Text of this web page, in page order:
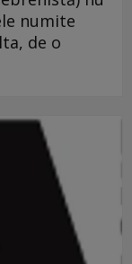
numite
de o